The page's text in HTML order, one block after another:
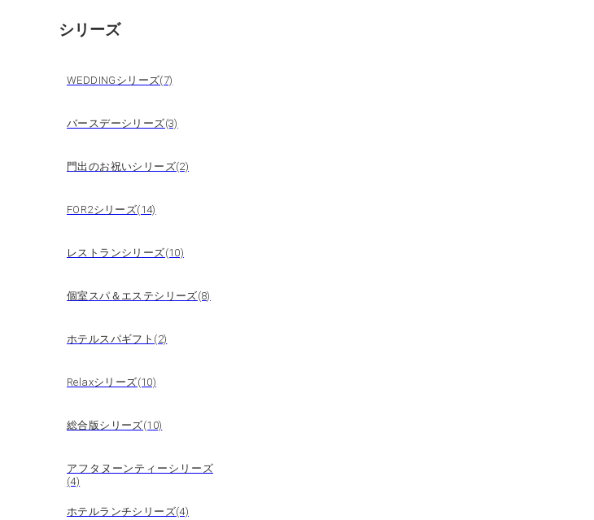
シリーズ
WEDDINGシリーズ(7)
バースデーシリーズ(3)
門出のお祝いシリーズ(2)
FOR2シリーズ(14)
レストランシリーズ(10)
個室スパ＆エステシリーズ(8)
ホテルスパギフト(2)
Relaxシリーズ(10)
総合版シリーズ(10)
アフタヌーンティーシリーズ
(4)
ホテルランチシリーズ(4)